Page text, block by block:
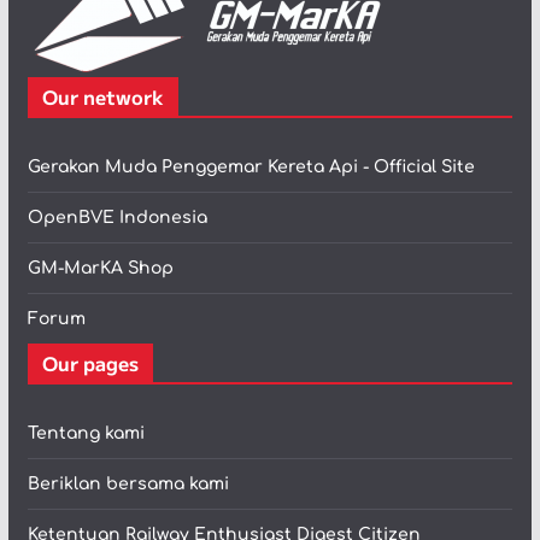
Our network
Gerakan Muda Penggemar Kereta Api - Official Site
OpenBVE Indonesia
GM-MarKA Shop
Forum
Our pages
Tentang kami
Beriklan bersama kami
Ketentuan Railway Enthusiast Digest Citizen